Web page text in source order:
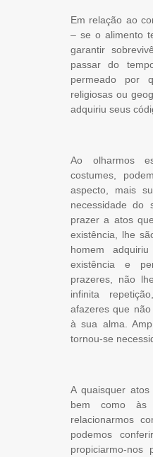
Em relação ao
– se o alimento
garantir
passar do
permeado por
religiosas ou
adquiriu seus
Ao olharmos
costumes,
aspecto, mais
necessidade do
prazer a atos
existência, lhe
homem
existência e
prazeres, não
infinita
afazeres que
à sua alma.
tornou-se
A quaisquer
bem como às
relacionarmos
podemos
propiciarmo-